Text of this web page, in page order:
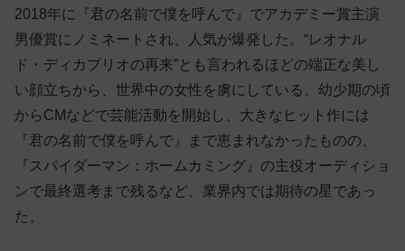
2018年に『君の名前で僕を呼んで』でアカデミー賞主演
男優賞にノミネートされ、人気が爆発した。“レオナル
ド・ディカプリオの再来”とも言われるほどの端正な美し
い顔立ちから、世界中の女性を虜にしている。幼少期の頃
からCMなどで芸能活動を開始し、大きなヒット作には
『君の名前で僕を呼んで』まで恵まれなかったものの、
『スパイダーマン：ホームカミング』の主役オーディショ
ンで最終選考まで残るなど、業界内では期待の星であっ
た。